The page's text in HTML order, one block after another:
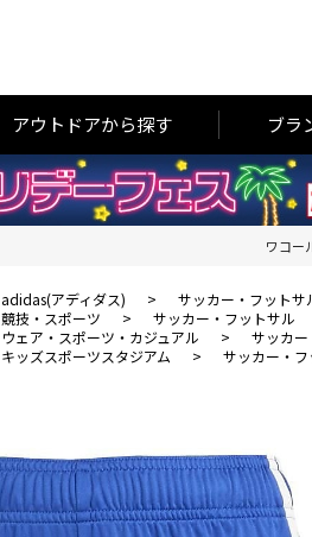
アウトドアから探す ブラ
ワコー
adidas(アディダス) > サッカー・フットサ
競技・スポーツ > サッカー・フットサル
ウェア・スポーツ・カジュアル > サッカ
キッズスポーツスタジアム > サッカー・フ